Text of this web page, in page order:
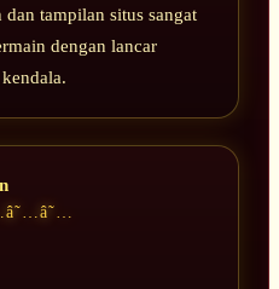
dan tampilan situs sangat
dengan lancar